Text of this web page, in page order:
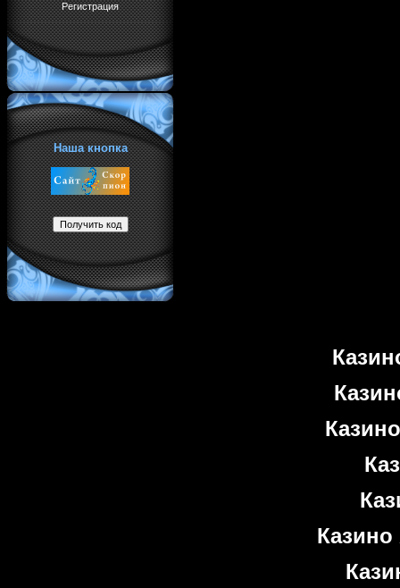
Регистрация
Наша кнопка